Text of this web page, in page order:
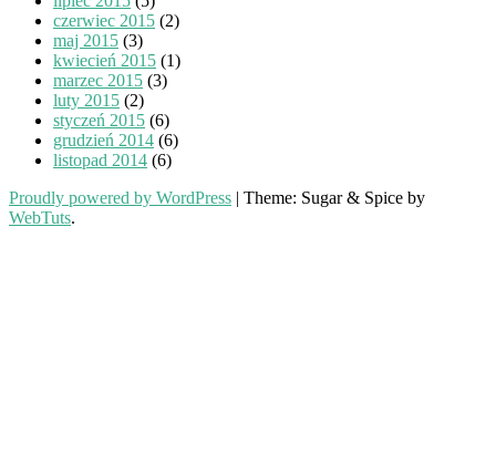
czerwiec 2015 (2)
maj 2015 (3)
kwiecień 2015 (1)
marzec 2015 (3)
luty 2015 (2)
styczeń 2015 (6)
grudzień 2014 (6)
listopad 2014 (6)
Proudly powered by WordPress | Theme: Sugar & Spice by
WebTuts.